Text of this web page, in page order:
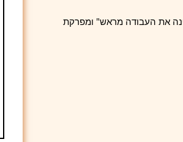
את העבודה מראש" ומפרקת